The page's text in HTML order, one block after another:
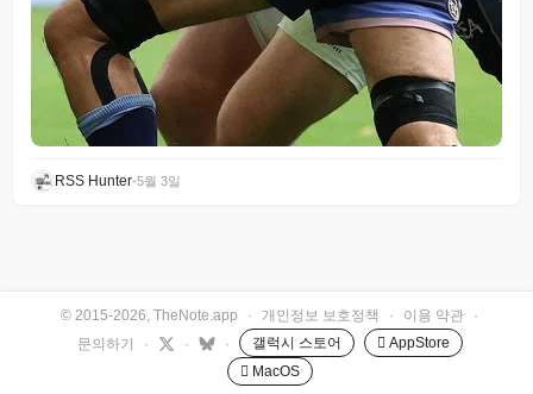
RSS Hunter•5월 3일
© 2015-2026, TheNote.app · 개인정보 보호정책 · 이용 약관
·
문의하기
· · · 갤럭시 스토어
 AppStore
 MacOS